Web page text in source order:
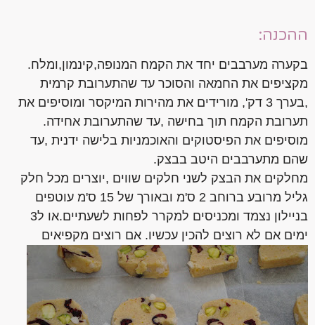
ההכנה:
בקערה מערבבים יחד את הקמח המנופה,קינמון,ומלח.
מקציפים את החמאה והסוכר עד שהתערובת קרמית
,בערך 3 דק', מורידים את מהירות המיקסר ומוסיפים את
תערובת הקמח תוך בחישה ,עד שהתערובת אחידה.
מוסיפים את הפיסטוקים והאוכמניות בלישה ידנית ,עד
שהם מתערבבים היטב בבצק.
מחלקים את הבצק לשני חלקים שווים ,יוצרים מכל חלק
גליל מרובע ברוחב 2 ס'מ ובאורך של 15 ס'מ עוטפים
בניילון נצמד ומכניסים למקרר לפחות לשעתיים.או ל3
ימים אם לא רוצים להכין עכשיו. אם רוצים מקפיאים